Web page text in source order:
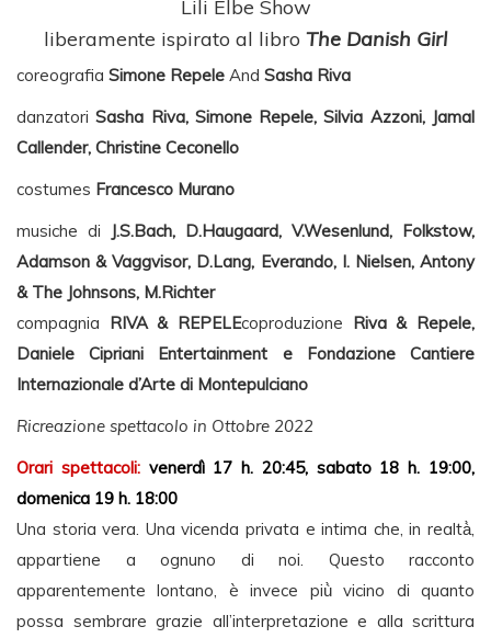
Lili Elbe Show
liberamente ispirato al libro The Danish Girl
coreografia Simone Repele And Sasha Riva
danzatoriSasha Riva, Simone Repele, Silvia Azzoni, Jamal
Callender, Christine Ceconello
costumes Francesco Murano
musiche di
J.S.Bach, D.Haugaard, V.Wesenlund, Folkstow,
Adamson & Vaggvisor, D.Lang, Everando, I. Nielsen, Antony
& The Johnsons, M.Richter
compagnia RIVA & REPELEcoproduzione Riva & Repele,
Daniele Cipriani Entertainment e Fondazione Cantiere
Internazionale d’Arte di Montepulciano
Ricreazione spettacolo in Ottobre 2022
Orari spettacoli: venerdì 17 h. 20:45, sabato 18 h. 19:00,
domenica 19 h. 18:00
Una storia vera. Una vicenda privata e intima che, in realtà̀,
appartiene a ognuno di noi. Questo racconto
apparentemente lontano, è invece più̀ vicino di quanto
possa sembrare grazie all’interpretazione e alla scrittura